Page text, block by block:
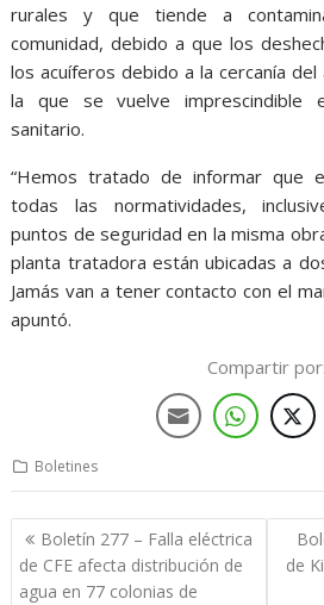
rurales y que tiende a
comunidad, debido a que los
los acuíferos debido a la cercanía
la que se vuelve imprescindible
sanitario.
“Hemos tratado de informar que
todas las normatividades,
puntos de seguridad en la misma
planta tratadora están ubicadas a
Jamás van a tener contacto con el
apuntó.
Compartir por:
Boletines
Boletín 277 – Falla eléctrica
de CFE afecta distribución de
agua en 77 colonias de
de